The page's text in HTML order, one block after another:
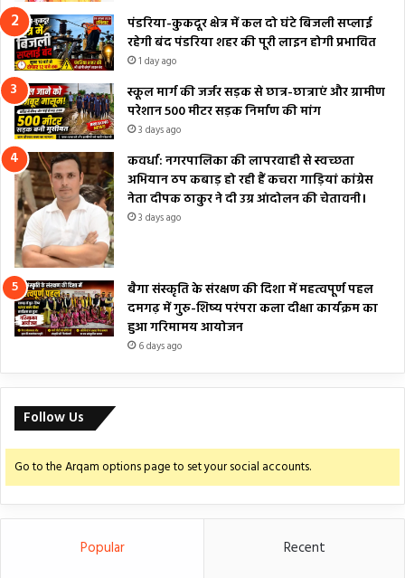
पंडरिया-कुकदूर क्षेत्र में कल दो घंटे बिजली सप्लाई
रहेगी बंद पंडरिया शहर की पूरी लाइन होगी प्रभावित
1 day ago
स्कूल मार्ग की जर्जर सड़क से छात्र-छात्राएं और ग्रामीण
परेशान 500 मीटर सड़क निर्माण की मांग
3 days ago
कवर्धा: नगरपालिका की लापरवाही से स्वच्छता
अभियान ठप कबाड़ हो रही हैं कचरा गाड़ियां कांग्रेस
नेता दीपक ठाकुर ने दी उग्र आंदोलन की चेतावनी।
3 days ago
बैगा संस्कृति के संरक्षण की दिशा में महत्वपूर्ण पहल
दमगढ़ में गुरु-शिष्य परंपरा कला दीक्षा कार्यक्रम का
हुआ गरिमामय आयोजन
6 days ago
Follow Us
Go to the Arqam options page to set your social accounts.
Popular Recent